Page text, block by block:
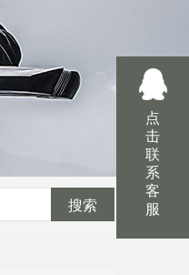
搜索
点
击
联
系
客
服